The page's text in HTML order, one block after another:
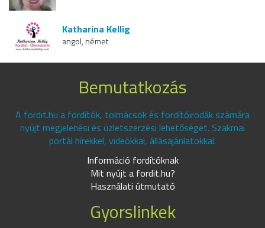
Katharina Kellig
angol, német
Bemutatkozás
A fordit.hu a fordítók, tolmácsok és fordítóirodák számára
nyújt megjelenési és üzletszerzési lehetőséget. Szakmai
portál hírekkel, videókkal, állásajánlatokkal.
Információ fordítóknak
Mit nyújt a fordit.hu?
Használati útmutató
Gyorslinkek